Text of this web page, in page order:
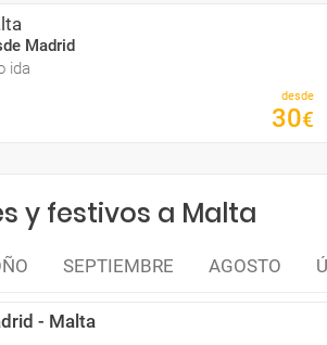
Madrid
ida
desde
30€
y festivos a Malta
SEPTIEMBRE AGOSTO
- Malta